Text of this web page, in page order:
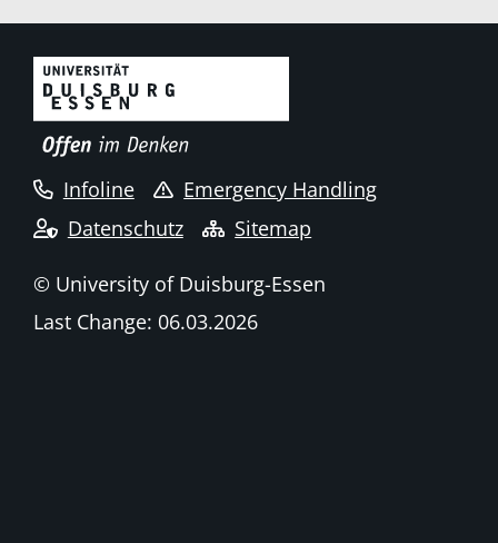
Infoline
Emergency Handling
Datenschutz
Sitemap
© University of Duisburg-Essen
Last Change: 06.03.2026